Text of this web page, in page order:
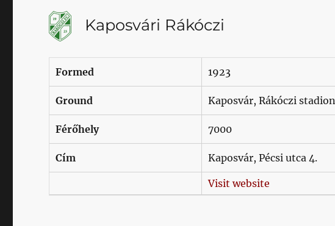
Kaposvári Rákóczi
Formed 1923
Ground Kaposvár, Rákóczi stadion
Férőhely 7000
Cím Kaposvár, Pécsi utca 4.
Visit website